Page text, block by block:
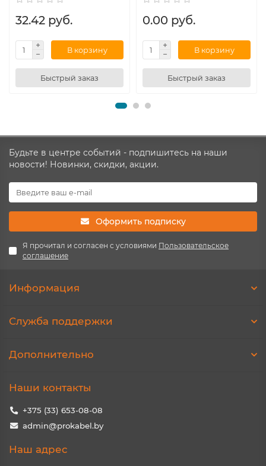
32.42 руб.
В корзину
Быстрый заказ
0.00 руб.
В корзину
Быстрый заказ
Будьте в центре событий - подпишитесь на наши
новости! Новинки, скидки, акции.
Оформить подписку
Я прочитал и согласен с условиями Пользовательское
соглашение
Информация
Служба поддержки
Дополнительно
Наши контакты
+375 (33) 653-08-08
admin@prokabel.by
Наш адрес